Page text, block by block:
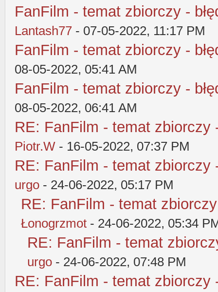
FanFilm - temat zbiorczy -
Lantash77 - 07-05-2022, 11:17 PM
FanFilm - temat zbiorczy -
08-05-2022, 05:41 AM
FanFilm - temat zbiorczy -
08-05-2022, 06:41 AM
RE: FanFilm - temat zbiorczy
Piotr.W - 16-05-2022, 07:37 PM
RE: FanFilm - temat zbiorczy
urgo - 24-06-2022, 05:17 PM
RE: FanFilm - temat
Łonogrzmot - 24-06-2022, 05:34
RE: FanFilm - temat
urgo - 24-06-2022, 07:48 PM
RE: FanFilm - temat zbiorczy